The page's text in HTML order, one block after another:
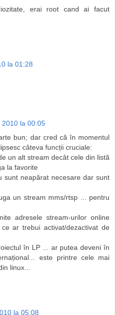
erai root cand ai facut
la 01:28
2010 la 00:05
bun; dar cred că în momentul
câteva funcții cruciale:
un alt stream decât cele din listă
la favorite
sunt neapărat necesare dar sunt
un stream mms/rtsp ... pentru
adresele stream-urilor online
ar trebui activat/dezactivat de
în LP ... ar putea deveni în
este printre cele mai
linux...
la 05:08